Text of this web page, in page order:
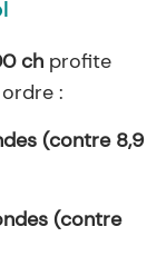
ch profite
:
(contre 8,9
(contre